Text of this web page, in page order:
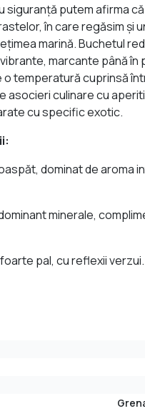
siguranță putem afirma că
în care regăsim și
marină. Buchetul
marcante până în
temperatură cuprinsă
asocieri culinare cu
cu specific exotic.
dominat de aroma
minerale,
pal, cu reflexii verzui.